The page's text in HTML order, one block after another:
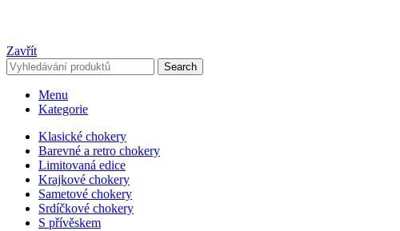
Zavřít
Search
Menu
Kategorie
Klasické chokery
Barevné a retro chokery
Limitovaná edice
Krajkové chokery
Sametové chokery
Srdíčkové chokery
S přívěskem